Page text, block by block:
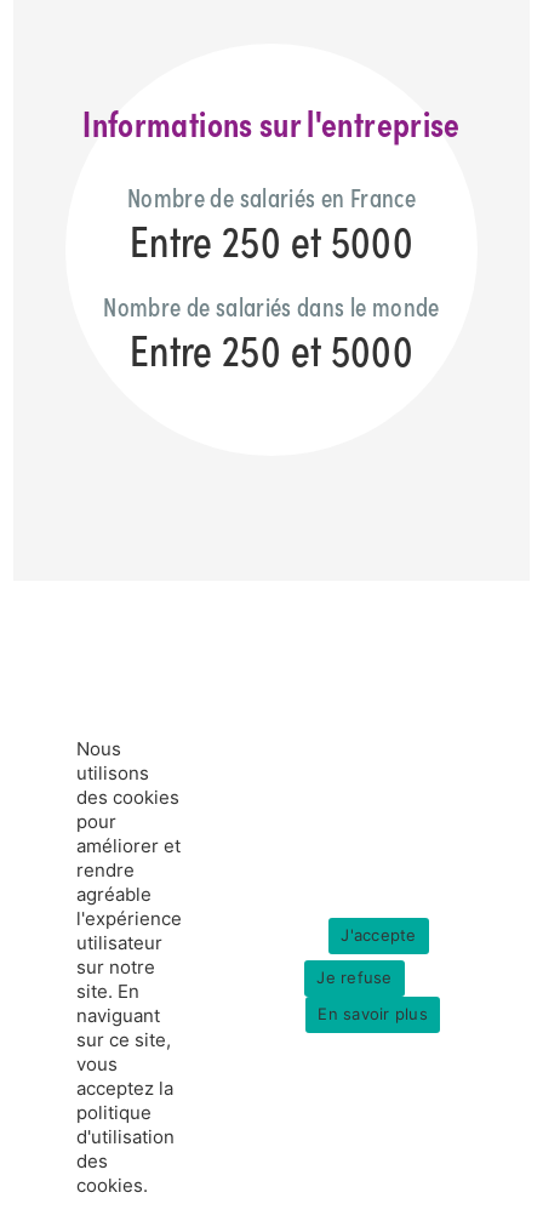
Informations sur l'entreprise
Nombre de salariés en France
Entre 250 et 5000
Nombre de salariés dans le monde
Entre 250 et 5000
france-hydrogene.org
Données personnelles
Mentions légales
Nous
utilisons
des cookies
pour
améliorer et
rendre
agréable
l'expérience
utilisateur
sur notre
site. En
naviguant
sur ce site,
vous
acceptez la
politique
d'utilisation
des
cookies.
J'accepte
Je refuse
En savoir plus